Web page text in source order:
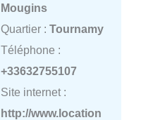
Mougins
Quartier : Tournamy
Téléphone :
+33632755107
Site internet :
http://www.location